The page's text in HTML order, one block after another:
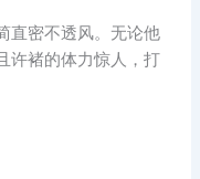
直密不透风。无论他
许褚的体力惊人，打